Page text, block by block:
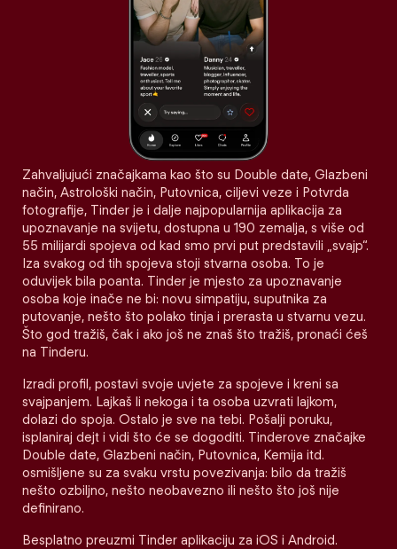
Zahvaljujući značajkama kao što su Double date, Glazbeni
način, Astrološki način, Putovnica, ciljevi veze i Potvrda
fotografije, Tinder je i dalje najpopularnija aplikacija za
upoznavanje na svijetu, dostupna u 190 zemalja, s više od
55 milijardi spojeva od kad smo prvi put predstavili „svajp“.
Iza svakog od tih spojeva stoji stvarna osoba. To je
oduvijek bila poanta. Tinder je mjesto za upoznavanje
osoba koje inače ne bi: novu simpatiju, suputnika za
putovanje, nešto što polako tinja i prerasta u stvarnu vezu.
Što god tražiš, čak i ako još ne znaš što tražiš, pronaći ćeš
na Tinderu.
Izradi profil, postavi svoje uvjete za spojeve i kreni sa
svajpanjem. Lajkaš li nekoga i ta osoba uzvrati lajkom,
dolazi do spoja. Ostalo je sve na tebi. Pošalji poruku,
isplaniraj dejt i vidi što će se dogoditi. Tinderove značajke
Double date, Glazbeni način, Putovnica, Kemija itd.
osmišljene su za svaku vrstu povezivanja: bilo da tražiš
nešto ozbiljno, nešto neobavezno ili nešto što još nije
definirano.
Besplatno preuzmi Tinder aplikaciju za iOS i Android.